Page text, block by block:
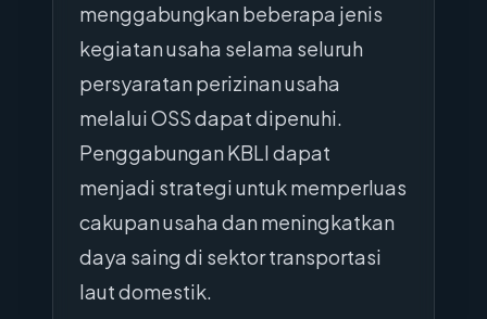
menggabungkan beberapa jenis
kegiatan usaha selama seluruh
persyaratan perizinan usaha
melalui OSS dapat dipenuhi.
Penggabungan KBLI dapat
menjadi strategi untuk memperluas
cakupan usaha dan meningkatkan
daya saing di sektor transportasi
laut domestik.